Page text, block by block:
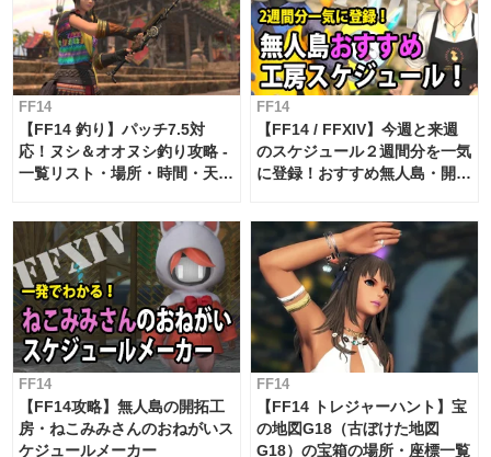
FF14
【FF14 釣り】パッチ7.5対
応！ヌシ＆オオヌシ釣り攻略 -
一覧リスト・場所・時間・天
FF14
【FF14 / FFXIV】今週と来週
のスケジュール２週間分を一気
に登録！おすすめ無人島・開拓
対応 / 毎週更新中】
FF14
【FF14攻略】無人島の開拓工
房・ねこみみさんのおねがいス
ケジュールメーカー
FF14
【FF14 トレジャーハント】宝
の地図G18（古ぼけた地図
G18）の宝箱の場所・座標一覧